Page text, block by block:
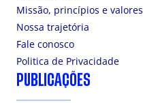
Missão, princípios e valores
Nossa trajetória
Fale conosco
Politica de Privacidade
PUBLICAÇÕES